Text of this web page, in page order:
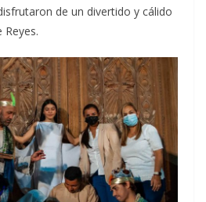
de un divertido y cálido